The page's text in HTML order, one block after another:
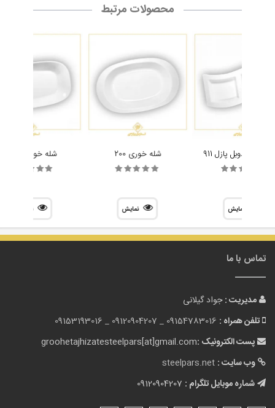
محصولات مرتبط
خوری دوبل پازل 911
نمایش
شله خوری 200
نمایش
شله خوری 725
تماس با ما
مدیریت :جواد گیلانی
تلفن همراه : 09154783016 _
09120904207 _
09153193016
پست الکترونیک :groohetajhizatesteelpars[at]gmail.com
وب سایت : steelpars.net
شماره موبایل تلگرام :